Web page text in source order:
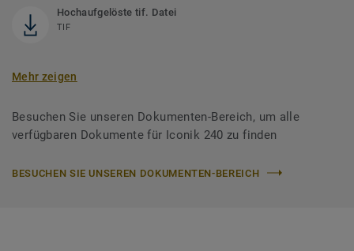
Hochaufgelöste tif. Datei
TIF
Mehr zeigen
Besuchen Sie unseren Dokumenten-Bereich, um alle
verfügbaren Dokumente für Iconik 240 zu finden
BESUCHEN SIE UNSEREN DOKUMENTEN-BEREICH